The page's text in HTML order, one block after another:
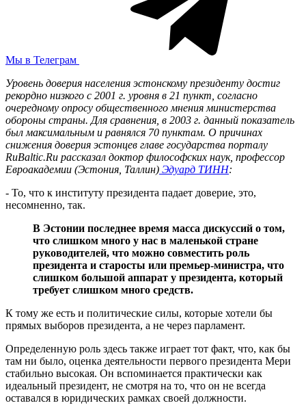
Мы в Телеграм
Уровень доверия населения эстонскому президенту достиг
рекордно низкого с 2001 г. уровня в 21 пункт, согласно
очередному опросу общественного мнения министерства
обороны страны. Для сравнения, в 2003 г. данный показатель
был максимальным и равнялся 70 пунктам. О причинах
снижения доверия эстонцев главе государства порталу
RuBaltic.Ru рассказал доктор философских наук, профессор
Евроакадемии (Эстония, Таллин) Эдуард ТИНН:
- То, что к институту президента падает доверие, это,
несомненно, так.
В Эстонии последнее время масса дискуссий о том,
что слишком много у нас в маленькой стране
руководителей, что можно совместить роль
президента и старосты или премьер-министра, что
слишком большой аппарат у президента, который
требует слишком много средств.
К тому же есть и политические силы, которые хотели бы
прямых выборов президента, а не через парламент.
Определенную роль здесь также играет тот факт, что, как бы
там ни было, оценка деятельности первого президента Мери
стабильно высокая. Он вспоминается практически как
идеальный президент, не смотря на то, что он не всегда
оставался в юридических рамках своей должности.